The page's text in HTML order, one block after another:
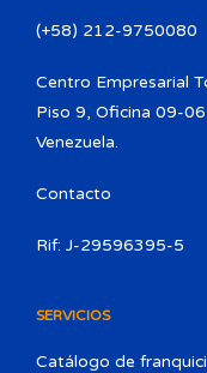
(+58) 212-9750080​
Centro Empresarial
Piso 9, Oficina 09-
Venezuela.
Contacto
Rif: J-29596395-5
SERVICIOS
Catálogo de